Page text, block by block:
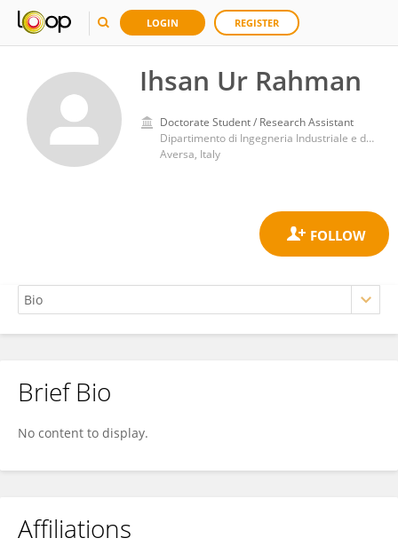
LOGIN REGISTER
Ihsan Ur Rahman
Doctorate Student / Research Assistant
Dipartimento di Ingegneria Industriale e dell'Informazione, Università degli Studi della Campania L. Vanvitelli
Aversa, Italy
Ihsan Ur Rahman
Brief Bio
No content to display.
Affiliations